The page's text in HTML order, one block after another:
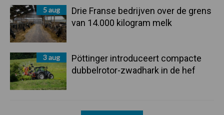
5 aug
Drie Franse bedrijven over de grens
van 14.000 kilogram melk
3 aug
Pöttinger introduceert compacte
dubbelrotor-zwadhark in de hef